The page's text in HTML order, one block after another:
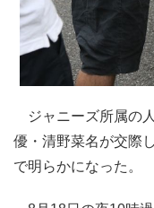
ジャニーズ所属の
優・清野菜名が交際
で明らかになった。